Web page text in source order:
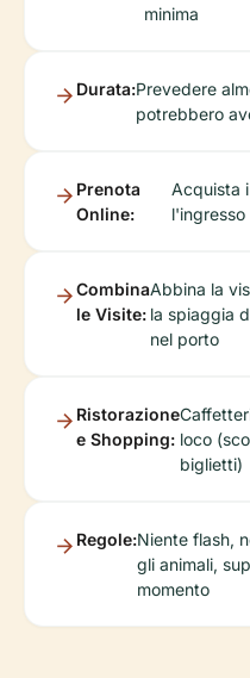
minima
Durata:Prevedere
potrebbero
Prenota
Online:
Acquista
Combina
le Visite:
Abbina la
la spiaggia
nel porto
Ristorazione
e Shopping: loco
biglietti)
Regole:Niente flash,
gli animali,
momento